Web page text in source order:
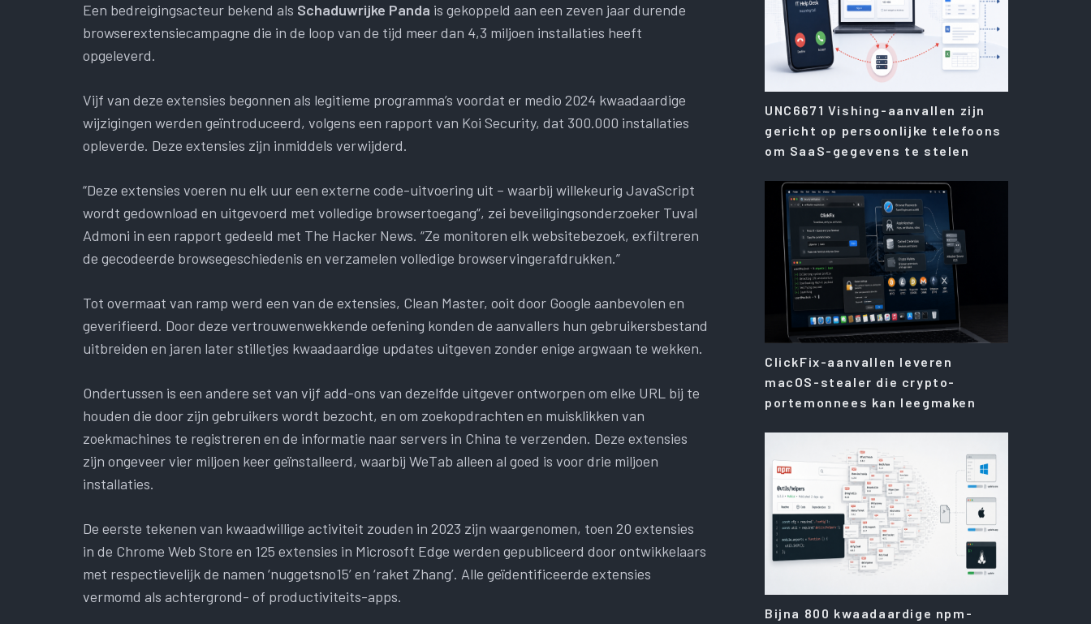
Een bedreigingsacteur bekend als Schaduwrijke Panda is gekoppeld aan een zeven jaar durende
browserextensiecampagne die in de loop van de tijd meer dan 4,3 miljoen installaties heeft
opgeleverd.
Vijf van deze extensies begonnen als legitieme programma’s voordat er medio 2024 kwaadaardige
wijzigingen werden geïntroduceerd, volgens een rapport van Koi Security, dat 300.000 installaties
opleverde. Deze extensies zijn inmiddels verwijderd.
“Deze extensies voeren nu elk uur een externe code-uitvoering uit – waarbij willekeurig JavaScript
wordt gedownload en uitgevoerd met volledige browsertoegang”, zei beveiligingsonderzoeker Tuval
Admoni in een rapport gedeeld met The Hacker News. “Ze monitoren elk websitebezoek, exfiltreren
de gecodeerde browsegeschiedenis en verzamelen volledige browservingerafdrukken.”
Tot overmaat van ramp werd een van de extensies, Clean Master, ooit door Google aanbevolen en
geverifieerd. Door deze vertrouwenwekkende oefening konden de aanvallers hun gebruikersbestand
uitbreiden en jaren later stilletjes kwaadaardige updates uitgeven zonder enige argwaan te wekken.
Ondertussen is een andere set van vijf add-ons van dezelfde uitgever ontworpen om elke URL bij te
houden die door zijn gebruikers wordt bezocht, en om zoekopdrachten en muisklikken van
zoekmachines te registreren en de informatie naar servers in China te verzenden. Deze extensies
zijn ongeveer vier miljoen keer geïnstalleerd, waarbij WeTab alleen al goed is voor drie miljoen
installaties.
De eerste tekenen van kwaadwillige activiteit zouden in 2023 zijn waargenomen, toen 20 extensies
in de Chrome Web Store en 125 extensies in Microsoft Edge werden gepubliceerd door ontwikkelaars
met respectievelijk de namen ‘nuggetsno15’ en ‘raket Zhang’. Alle geïdentificeerde extensies
vermomd als achtergrond- of productiviteits-apps.
UNC6671 Vishing-aanvallen zijn
gericht op persoonlijke telefoons
om SaaS-gegevens te stelen
ClickFix-aanvallen leveren
macOS-stealer die crypto-
portemonnees kan leegmaken
Bijna 800 kwaadaardige npm-